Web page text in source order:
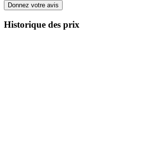
Donnez votre avis
Historique des prix